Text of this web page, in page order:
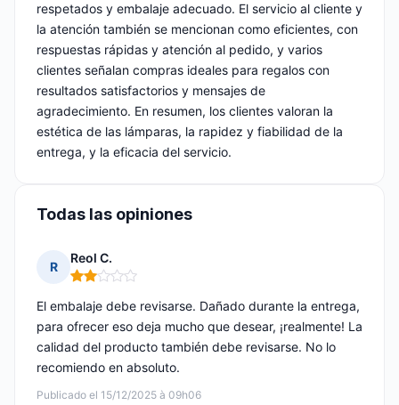
respetados y embalaje adecuado. El servicio al cliente y
la atención también se mencionan como eficientes, con
respuestas rápidas y atención al pedido, y varios
clientes señalan compras ideales para regalos con
resultados satisfactorios y mensajes de
agradecimiento. En resumen, los clientes valoran la
estética de las lámparas, la rapidez y fiabilidad de la
entrega, y la eficacia del servicio.
Todas las opiniones
R
Reol C.
Nota: 2 de 5
Publicado el 15/12/2025 à 09h06
El embalaje debe revisarse. Dañado durante la entrega,
para ofrecer eso deja mucho que desear, ¡realmente! La
calidad del producto también debe revisarse. No lo
recomiendo en absoluto.